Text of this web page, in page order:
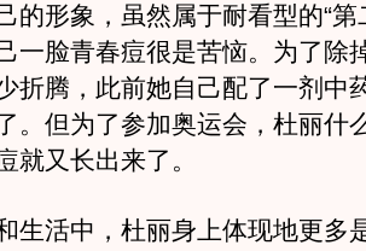
的形象，虽然属于耐看型的“第
一脸青春痘很是苦恼。为了除
折腾，此前她自己配了一剂中
。但为了参加奥运会，杜丽什
就又长出来了。
活中，杜丽身上体现地更多